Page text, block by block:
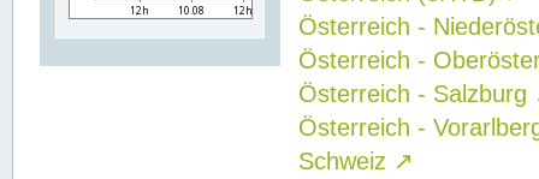
Österreich -
Österreich -
Österreich - Salzburg
Österreich -
Schweiz ↗